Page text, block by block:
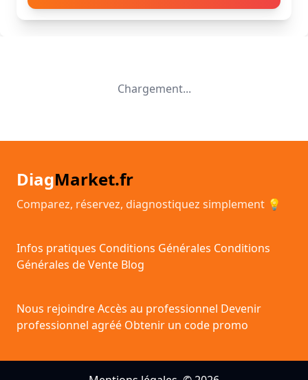
Chargement...
DiagMarket.fr
Comparez, réservez, diagnostiquez simplement 💡
Infos pratiques Conditions Générales Conditions
Générales de Vente Blog
Nous rejoindreAccès au professionnel Devenir
professionnel agréé Obtenir un code promo